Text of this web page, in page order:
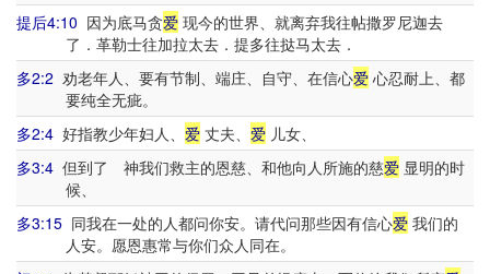
提后4:10 因为底马贪爱 现今的世界、就离弃我往帖撒罗尼迦去
了．革勒士往加拉太去．提多往挞马太去．
多2:2 劝老年人、要有节制、端庄、自守、在信心爱 心忍耐上、都
要纯全无疵。
多2:4 好指教少年妇人、 爱 丈夫、 爱 儿女、
多3:4 但到了 神我们救主的恩慈、和他向人所施的慈爱 显明的时
候、
多3:15 同我在一处的人都问你安。请代问那些因有信心爱 我们的
人安。愿恩惠常与你们众人同在。